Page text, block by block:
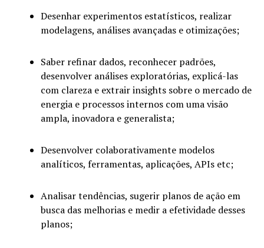
Desenhar experimentos estatísticos, realizar
modelagens, análises avançadas e otimizações;
Saber refinar dados, reconhecer padrões,
desenvolver análises exploratórias, explicá-las
com clareza e extrair insights sobre o mercado de
energia e processos internos com uma visão
ampla, inovadora e generalista;
Desenvolver colaborativamente modelos
analíticos, ferramentas, aplicações, APIs etc;
Analisar tendências, sugerir planos de ação em
busca das melhorias e medir a efetividade desses
planos;